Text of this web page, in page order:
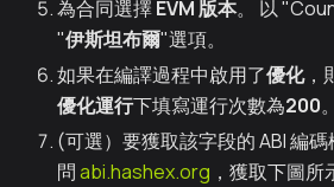
為合同選擇EVM 版本。 以
"伊斯坦布爾"選項。
如果在編譯過程中啟用了優化，
優化運行下填寫運行次數為200。
(可選）要獲取該字段的 ABI 編
問abi.hashex.org ，獲取下圖所